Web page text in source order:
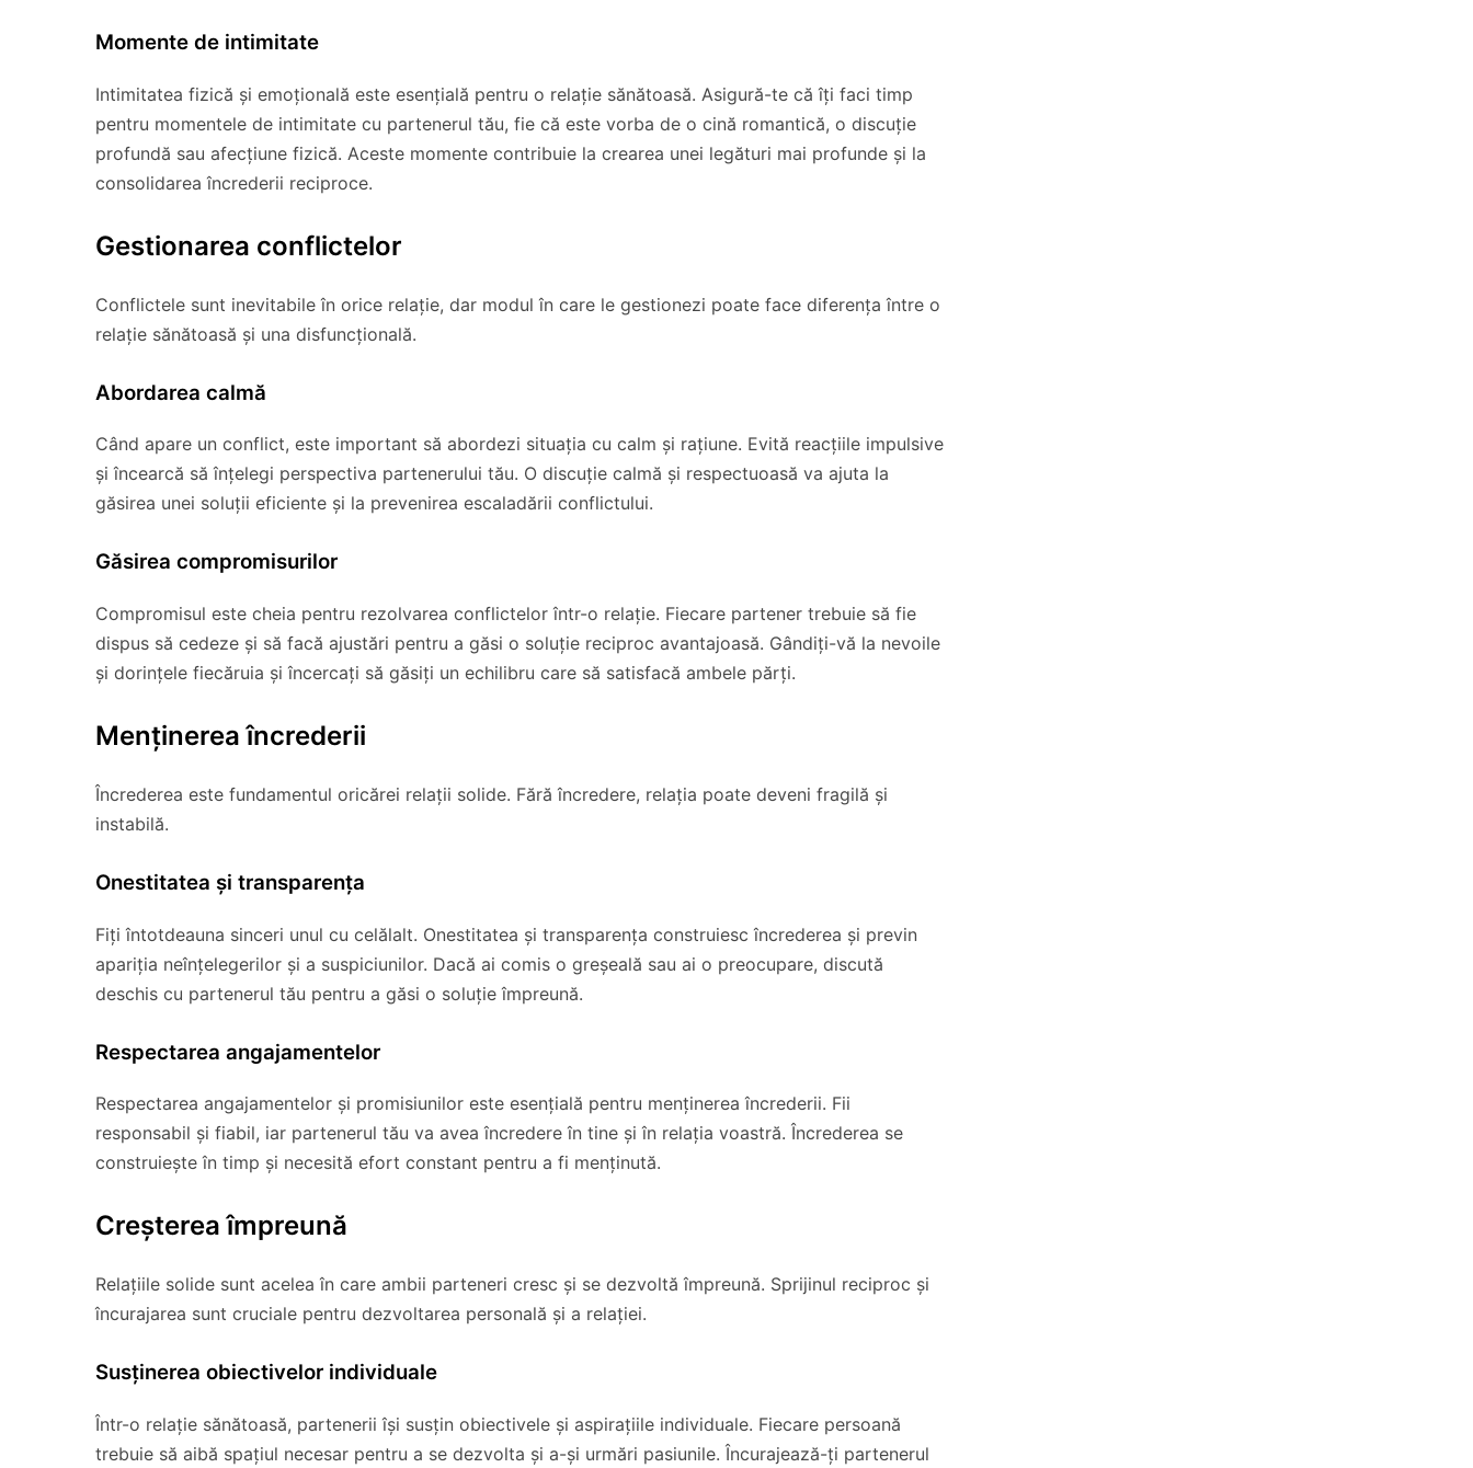
Momente de intimitate
Intimitatea fizică și emoțională este esențială pentru o relație sănătoasă. Asigură-te că îți faci timp
pentru momentele de intimitate cu partenerul tău, fie că este vorba de o cină romantică, o discuție
profundă sau afecțiune fizică. Aceste momente contribuie la crearea unei legături mai profunde și la
consolidarea încrederii reciproce.
Gestionarea conflictelor
Conflictele sunt inevitabile în orice relație, dar modul în care le gestionezi poate face diferența între o
relație sănătoasă și una disfuncțională.
Abordarea calmă
Când apare un conflict, este important să abordezi situația cu calm și rațiune. Evită reacțiile impulsive
și încearcă să înțelegi perspectiva partenerului tău. O discuție calmă și respectuoasă va ajuta la
găsirea unei soluții eficiente și la prevenirea escaladării conflictului.
Găsirea compromisurilor
Compromisul este cheia pentru rezolvarea conflictelor într-o relație. Fiecare partener trebuie să fie
dispus să cedeze și să facă ajustări pentru a găsi o soluție reciproc avantajoasă. Gândiți-vă la nevoile
și dorințele fiecăruia și încercați să găsiți un echilibru care să satisfacă ambele părți.
Menținerea încrederii
Încrederea este fundamentul oricărei relații solide. Fără încredere, relația poate deveni fragilă și
instabilă.
Onestitatea și transparența
Fiți întotdeauna sinceri unul cu celălalt. Onestitatea și transparența construiesc încrederea și previn
apariția neînțelegerilor și a suspiciunilor. Dacă ai comis o greșeală sau ai o preocupare, discută
deschis cu partenerul tău pentru a găsi o soluție împreună.
Respectarea angajamentelor
Respectarea angajamentelor și promisiunilor este esențială pentru menținerea încrederii. Fii
responsabil și fiabil, iar partenerul tău va avea încredere în tine și în relația voastră. Încrederea se
construiește în timp și necesită efort constant pentru a fi menținută.
Creșterea împreună
Relațiile solide sunt acelea în care ambii parteneri cresc și se dezvoltă împreună. Sprijinul reciproc și
încurajarea sunt cruciale pentru dezvoltarea personală și a relației.
Susținerea obiectivelor individuale
Într-o relație sănătoasă, partenerii își susțin obiectivele și aspirațiile individuale. Fiecare persoană
trebuie să aibă spațiul necesar pentru a se dezvolta și a-și urmări pasiunile. Încurajează-ți partenerul